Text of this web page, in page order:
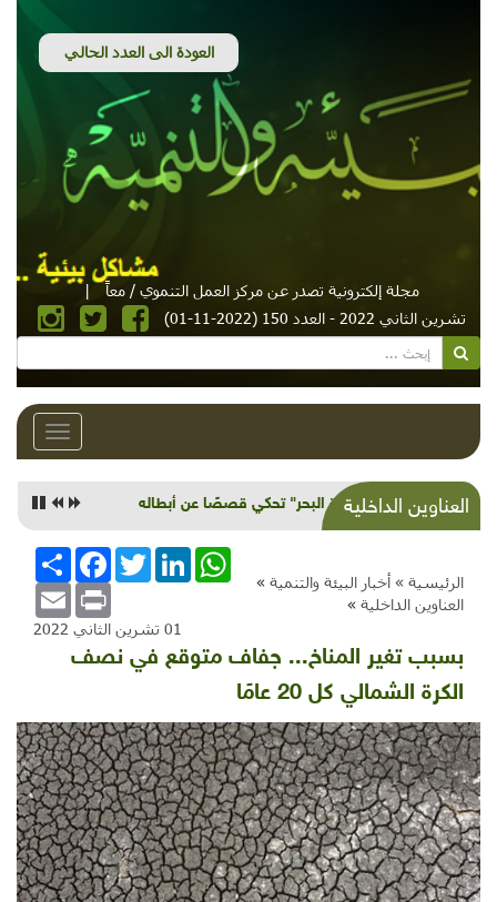
مجلة إلكترونية تصدر عن مركز العمل التنموي / معاً
|
تشرين الثاني 2022 - العدد 150 (2022-11-01)
Toggle
العناوين الداخلية"جارة البحر" تحكي قصصًا عن أبطاله
الرئيسية » أخبار البيئة والتنمية »
العناوين الداخلية »
انشر
FacebookTwitterLinkedInWhatsApp
Email Print
01 تشرين الثاني 2022
بسبب تغير المناخ... جفاف متوقع في نصف
الكرة الشمالي كل 20 عامًا